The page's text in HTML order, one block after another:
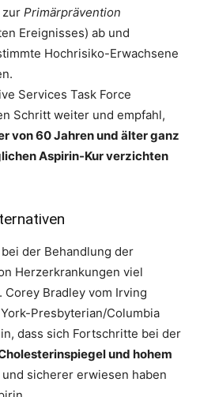
zur Primärprävention
Ereignisses) ab und
Hochrisiko-Erwachsene
Services Task Force
Schritt weiter und empfahl,
von 60 Jahren und älter ganz
Aspirin-Kur verzichten
der Behandlung der
Herzerkrankungen viel
Bradley vom Irving
Presbyterian/Columbia
dass sich Fortschritte bei der
und hohem
sicherer erwiesen haben